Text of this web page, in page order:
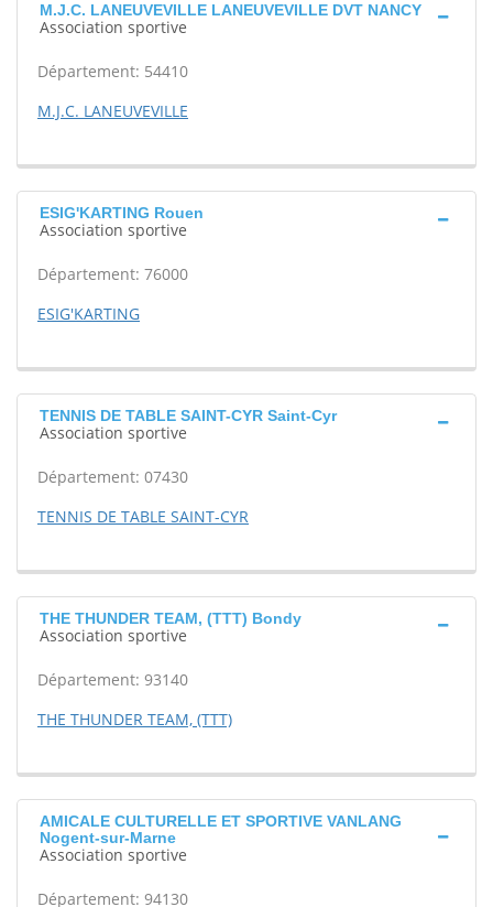
M.J.C. LANEUVEVILLE LANEUVEVILLE DVT NANCY
Association sportive
Département: 54410
M.J.C. LANEUVEVILLE
ESIG'KARTING Rouen
Association sportive
Département: 76000
ESIG'KARTING
TENNIS DE TABLE SAINT-CYR Saint-Cyr
Association sportive
Département: 07430
TENNIS DE TABLE SAINT-CYR
THE THUNDER TEAM, (TTT) Bondy
Association sportive
Département: 93140
THE THUNDER TEAM, (TTT)
AMICALE CULTURELLE ET SPORTIVE VANLANG
Nogent-sur-Marne
Association sportive
Département: 94130